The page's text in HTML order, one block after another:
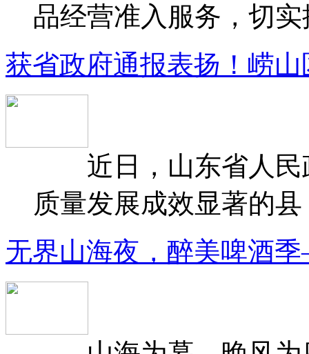
品经营准入服务，切
获省政府通报表扬！崂
近日，山东省人民
质量发展成效显著的
无界山海夜，醉美啤酒